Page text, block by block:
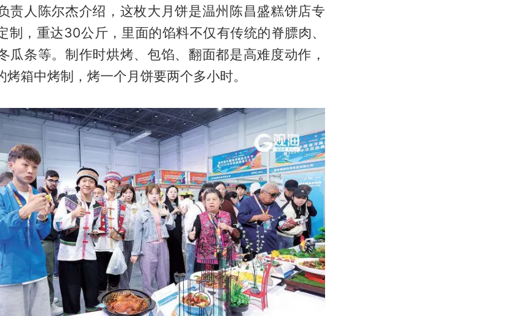
责人陈尔杰介绍，这枚大月饼是温州陈昌盛糕饼店专
制，重达30公斤，里面的馅料不仅有传统的脊膘肉、
瓜条等。制作时烘烤、包馅、翻面都是高难度动作，
箱中烤制，烤一个月饼要两个多小时。